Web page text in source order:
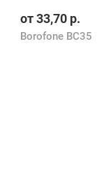
от33,70 р.
Borofone BC35